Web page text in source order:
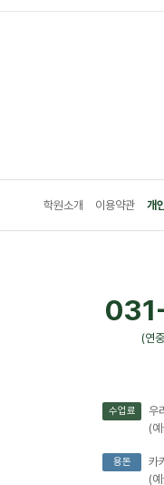
학원소개 이용약관 개
(연
수업료
우
(
용돈
카
(